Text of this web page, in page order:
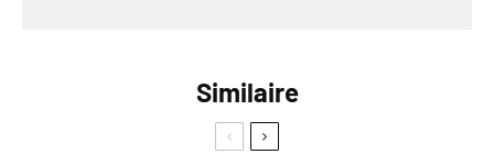
Similaire